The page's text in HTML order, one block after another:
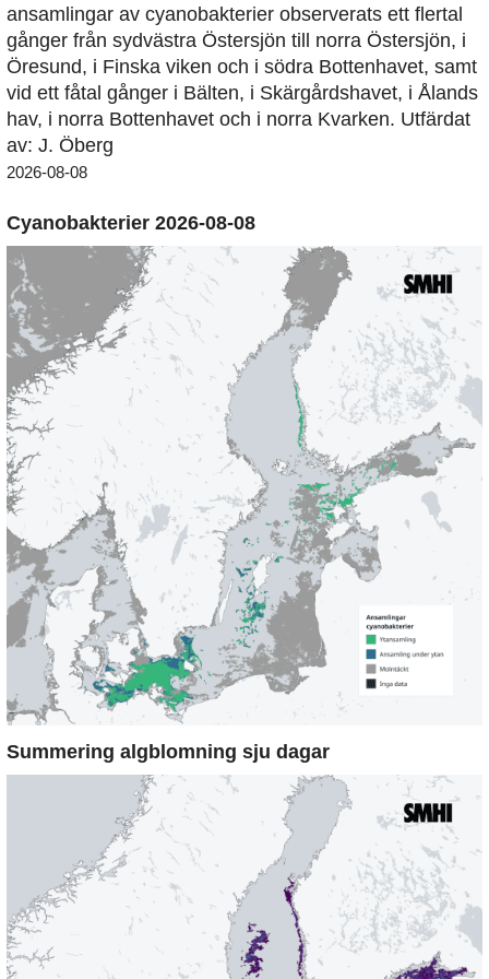
ansamlingar av cyanobakterier observerats ett flertal
gånger från sydvästra Östersjön till norra Östersjön, i
Öresund, i Finska viken och i södra Bottenhavet, samt
vid ett fåtal gånger i Bälten, i Skärgårdshavet, i Ålands
hav, i norra Bottenhavet och i norra Kvarken. Utfärdat
av: J. Öberg
2026-08-08
Cyanobakterier 2026-08-08
Summering algblomning sju dagar